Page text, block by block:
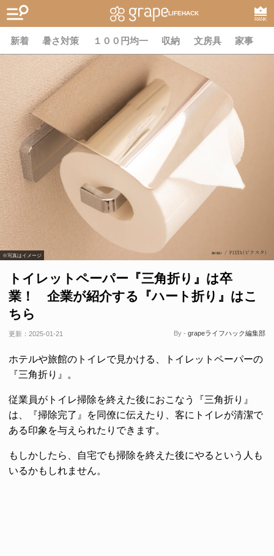
LIFEHACK
RANK
新着 暑さ対策 １００円均一 収納 文房具 家事
※写真はイメージ
トイレットペーパー『三角折り』は卒
業！ 企業が紹介する『ハート折り』はこ
ちら
更新： 2025-01-21 By - grapeライフハック編集部
ホテルや旅館のトイレで見かける、トイレットペーパーの
『三角折り』。
従業員がトイレ掃除を終えた後におこなう『三角折り』
は、『掃除完了』を同僚に伝えたり、客にトイレが清潔で
ある印象を与えられたりできます。
もしかしたら、自宅でも掃除を終えた後にやるという人も
いるかもしれません。